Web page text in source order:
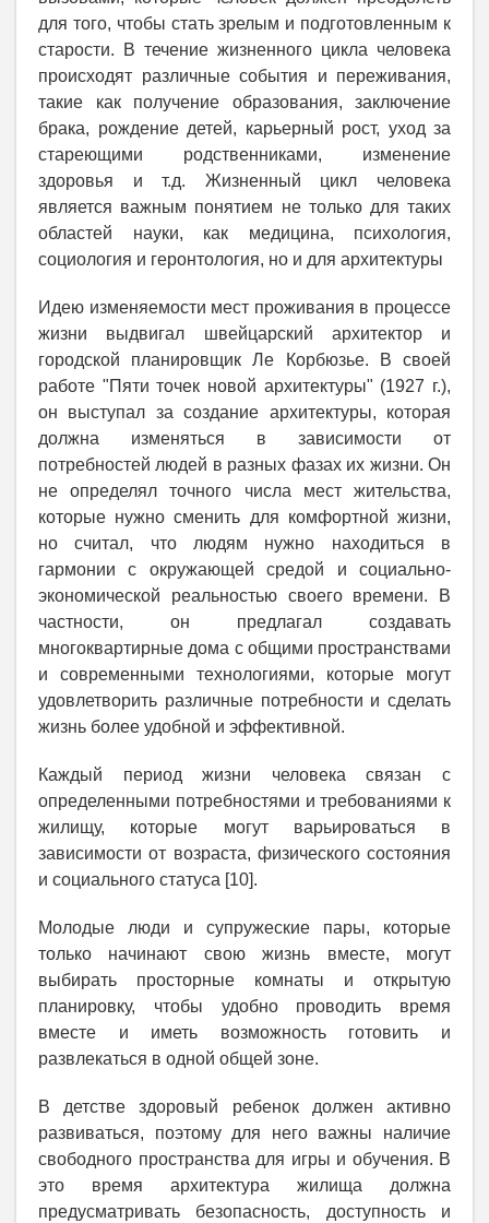
для того, чтобы стать зрелым и подготовленным к
старости. В течение жизненного цикла человека
происходят различные события и переживания,
такие как получение образования, заключение
брака, рождение детей, карьерный рост, уход за
стареющими родственниками, изменение
здоровья и т.д. Жизненный цикл человека
является важным понятием не только для таких
областей науки, как медицина, психология,
социология и геронтология, но и для архитектуры
Идею изменяемости мест проживания в процессе
жизни выдвигал швейцарский архитектор и
городской планировщик Ле Корбюзье. В своей
работе "Пяти точек новой архитектуры" (1927 г.),
он выступал за создание архитектуры, которая
должна изменяться в зависимости от
потребностей людей в разных фазах их жизни. Он
не определял точного числа мест жительства,
которые нужно сменить для комфортной жизни,
но считал, что людям нужно находиться в
гармонии с окружающей средой и социально-
экономической реальностью своего времени. В
частности, он предлагал создавать
многоквартирные дома с общими пространствами
и современными технологиями, которые могут
удовлетворить различные потребности и сделать
жизнь более удобной и эффективной.
Каждый период жизни человека связан с
определенными потребностями и требованиями к
жилищу, которые могут варьироваться в
зависимости от возраста, физического состояния
и социального статуса [10].
Молодые люди и супружеские пары, которые
только начинают свою жизнь вместе, могут
выбирать просторные комнаты и открытую
планировку, чтобы удобно проводить время
вместе и иметь возможность готовить и
развлекаться в одной общей зоне.
В детстве здоровый ребенок должен активно
развиваться, поэтому для него важны наличие
свободного пространства для игры и обучения. В
это время архитектура жилища должна
предусматривать безопасность, доступность и